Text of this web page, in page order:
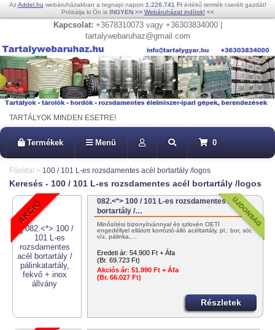
AzAddel.hu webáruházakban a tegnapi napon 1.226.741 Ftértékű termék cserélt gazdát!
Próbálja ki Ön is INGYEN >> Webáruházat indítok! <<
Kapcsolat: +3678310073 vagy +36303834000 |
tartalywebaruhaz@gmail.com
TARTÁLYOK MINDEN ESETRE!
Termékek Menü 0
Főoldal > 100 / 101 L-es rozsdamentes acél bortartály /logos
Keresés - 100 / 101 L-es rozsdamentes acél bortartály /logos
082.<*> 100 / 101 L-es rozsdamentes acél
bortartály /…
Minősítési bizonyítvánnyal és szlovén OÉTI
engedéllyel ellátott korrózió-álló acéltartály, pl.: bor, sör,
víz, pálinka,…
Eredeti ár: 54.900 Ft + Áfa
(Br. 69.723 Ft)
Akciós ár: 51.990 Ft + Áfa
(Br. 66.027 Ft)
Részletek